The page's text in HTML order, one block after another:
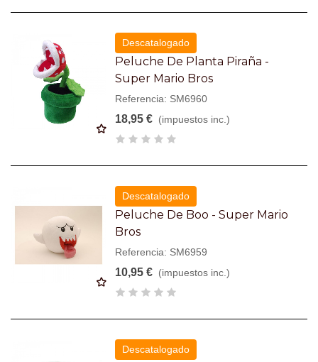
Descatalogado
Peluche De Planta Piraña -
Super Mario Bros
Referencia: SM6960
18,95 € (impuestos inc.)
Descatalogado
Peluche De Boo - Super Mario
Bros
Referencia: SM6959
10,95 € (impuestos inc.)
Descatalogado